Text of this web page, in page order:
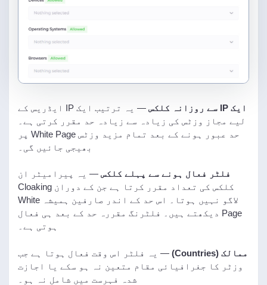
ایک IP سے روزانہ کلکس
— یہ ترتیب ایک IP ایڈریس کے
لیے مجاز وزٹس کی زیادہ سے زیادہ حد مقرر کرتی ہے۔
حد عبور ہونے کے بعد تمام مزید وزٹس White Page پر
بھیجی جائیں گی۔
فلٹر فعال ہونے سے پہلے کلکس — یہ پیرامیٹر ان
کلکس کی تعداد مقرر کرتا ہے جن کے دوران Cloaking
لاگو نہیں ہوتا۔ اس حد کے اندر صارفین ہمیشہ White
Page دیکھتے ہیں۔ فلٹرنگ مقررہ حد کے بعد ہی فعال
ہوتی ہے۔
ممالک (Countries)
— یہ فلٹر اس وقت فعال ہوتا ہے جب
وزٹر کا جغرافیائی مقام متعین نہ ہو سکے یا اجازت
شدہ فہرست میں شامل نہ ہو۔